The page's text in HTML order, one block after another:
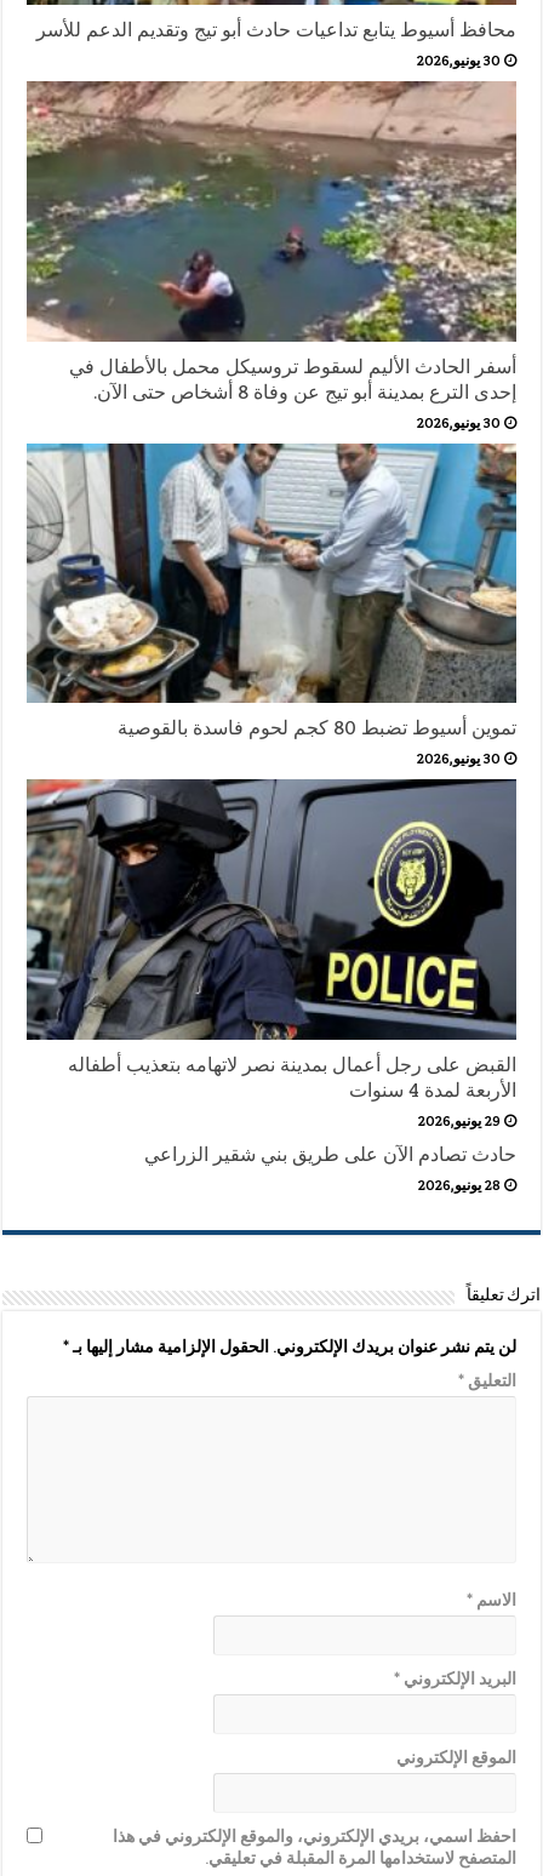
محافظ أسيوط يتابع تداعيات حادث أبو تيج وتقديم الدعم للأسر
30 يونيو,2026
أسفر الحادث الأليم لسقوط تروسيكل محمل بالأطفال في
إحدى الترع بمدينة أبو تيج عن وفاة 8 أشخاص حتى الآن.
30 يونيو,2026
تموين أسيوط تضبط 80 كجم لحوم فاسدة بالقوصية
30 يونيو,2026
القبض على رجل أعمال بمدينة نصر لاتهامه بتعذيب أطفاله
الأربعة لمدة 4 سنوات
29 يونيو,2026
حادث تصادم الآن على طريق بني شقير الزراعي
28 يونيو,2026
اترك تعليقاً
لن يتم نشر عنوان بريدك الإلكتروني. الحقول الإلزامية مشار إليها بـ*
التعليق*
الاسم*
البريد الإلكتروني*
الموقع الإلكتروني
احفظ اسمي، بريدي الإلكتروني، والموقع الإلكتروني في هذا
المتصفح لاستخدامها المرة المقبلة في تعليقي.